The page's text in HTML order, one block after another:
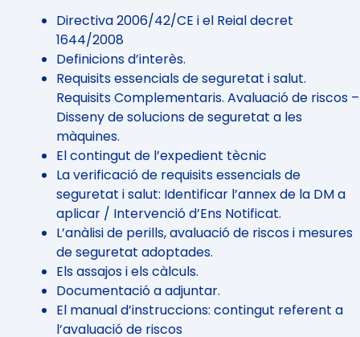
Directiva 2006/42/CE i el Reial decret
1644/2008
Definicions d’interès.
Requisits essencials de seguretat i salut.
Requisits Complementaris. Avaluació de riscos –
Disseny de solucions de seguretat a les
màquines.
El contingut de l’expedient tècnic
La verificació de requisits essencials de
seguretat i salut: Identificar l’annex de la DM a
aplicar / Intervenció d’Ens Notificat.
L’anàlisi de perills, avaluació de riscos i mesures
de seguretat adoptades.
Els assajos i els càlculs.
Documentació a adjuntar.
El manual d’instruccions: contingut referent a
l’avaluació de riscos